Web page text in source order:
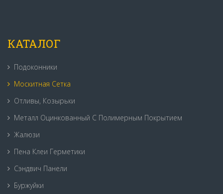
КАТАЛОГ
Подоконники
Москитная Сетка
Отливы, Козырьки
Металл Оцинкованный С Полимерным Покрытием
Жалюзи
Пена Клеи Герметики
Сэндвич Панели
Буржуйки